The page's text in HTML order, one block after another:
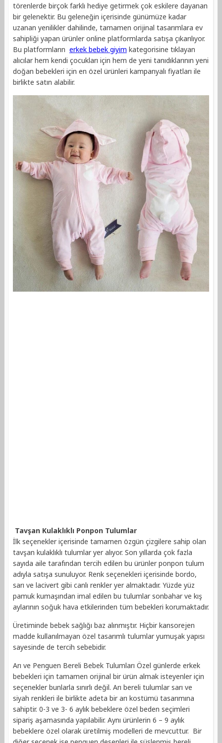
törenlerde birçok farklı hediye getirmek çok eskilere dayanan
bir gelenektir. Bu geleneğin içerisinde günümüze kadar
uzanan yenilikler dahilinde, tamamen orijinal tasarımlara ev
sahipliği yapan ürünler online platformlarda satışa çıkarılıyor.
Bu platformların erkek bebek giyim kategorisine tıklayan
alıcılar hem kendi çocukları için hem de yeni tanıdıklarının yeni
doğan bebekleri için en özel ürünleri kampanyalı fiyatları ile
birlikte satın alabilir.
Tavşan Kulaklıklı Ponpon Tulumlar
İlk seçenekler içerisinde tamamen özgün çizgilere sahip olan
tavşan kulaklıklı tulumlar yer alıyor. Son yıllarda çok fazla
sayıda aile tarafından tercih edilen bu ürünler ponpon tulum
adıyla satışa sunuluyor. Renk seçenekleri içerisinde bordo,
sarı ve lacivert gibi canlı renkler yer almaktadır. Yüzde yüz
pamuk kumaşından imal edilen bu tulumlar sonbahar ve kış
aylarının soğuk hava etkilerinden tüm bebekleri korumaktadır.
Üretiminde bebek sağlığı baz alınmıştır. Hiçbir kansorejen
madde kullanılmayan özel tasarımlı tulumlar yumuşak yapısı
sayesinde de tercih sebebidir.
Arı ve Penguen Bereli Bebek Tulumları Özel günlerde erkek
bebekleri için tamamen orijinal bir ürün almak isteyenler için
seçenekler bunlarla sınırlı değil. Arı bereli tulumlar sarı ve
siyah renkleri ile birlikte adeta bir arı kostümü tasarımına
sahiptir. 0-3 ve 3- 6 aylık bebeklere özel beden seçimleri
sipariş aşamasında yapılabilir. Aynı ürünlerin 6 – 9 aylık
bebeklere özel olarak üretilmiş modelleri de mevcuttur. Bir